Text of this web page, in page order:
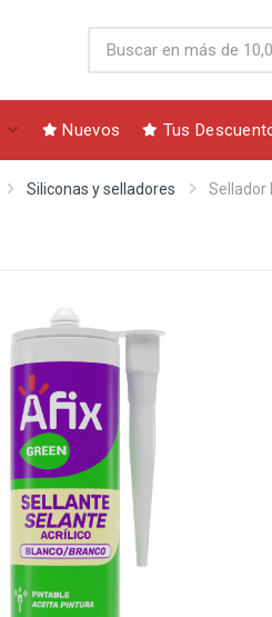
Nuevos Tus
Siliconas y selladores Sellador